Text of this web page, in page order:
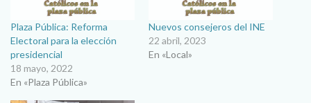
Plaza Pública: Reforma
Electoral para la elección
presidencial
18 mayo, 2022
En «Plaza Pública»
Nuevos consejeros del INE
22 abril, 2023
En «Local»